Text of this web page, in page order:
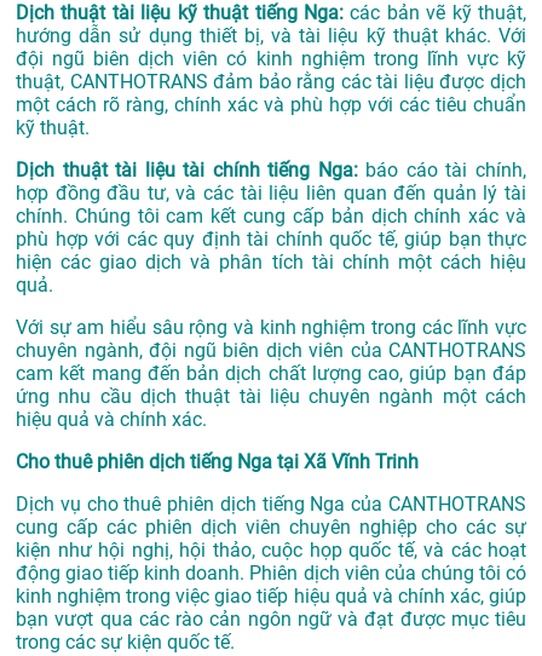
Dịch thuật tài liệu kỹ thuật tiếng Nga:các bản vẽ kỹ thuật,
hướng dẫn sử dụng thiết bị, và tài liệu kỹ thuật khác. Với
đội ngũ biên dịch viên có kinh nghiệm trong lĩnh vực kỹ
thuật, CANTHOTRANS đảm bảo rằng các tài liệu được dịch
một cách rõ ràng, chính xác và phù hợp với các tiêu chuẩn
kỹ thuật.
Dịch thuật tài liệu tài chính tiếng Nga:báo cáo tài chính,
hợp đồng đầu tư, và các tài liệu liên quan đến quản lý tài
chính. Chúng tôi cam kết cung cấp bản dịch chính xác và
phù hợp với các quy định tài chính quốc tế, giúp bạn thực
hiện các giao dịch và phân tích tài chính một cách hiệu
quả.
Với sự am hiểu sâu rộng và kinh nghiệm trong các lĩnh vực
chuyên ngành, đội ngũ biên dịch viên của CANTHOTRANS
cam kết mang đến bản dịch chất lượng cao, giúp bạn đáp
ứng nhu cầu dịch thuật tài liệu chuyên ngành một cách
hiệu quả và chính xác.
Cho thuê phiên dịch tiếng Nga tại Xã Vĩnh Trinh
Dịch vụ cho thuê phiên dịch tiếng Nga của CANTHOTRANS
cung cấp các phiên dịch viên chuyên nghiệp cho các sự
kiện như hội nghị, hội thảo, cuộc họp quốc tế, và các hoạt
động giao tiếp kinh doanh. Phiên dịch viên của chúng tôi có
kinh nghiệm trong việc giao tiếp hiệu quả và chính xác, giúp
bạn vượt qua các rào cản ngôn ngữ và đạt được mục tiêu
trong các sự kiện quốc tế.